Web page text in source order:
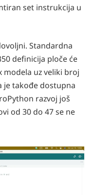
set instrukcija u
Standardna
definicija ploče će
uz veliki broj
je takođe dostupna
razvoj još
od 30 do 47 se ne